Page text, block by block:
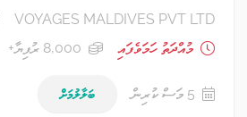
VOYAGES MALDIVES PVT LTD
މުއްދަތު ހަމަވެފައި
8,000 ރުފިޔާ+
5 މަސް ކުރިން ބަލާލުމަށް